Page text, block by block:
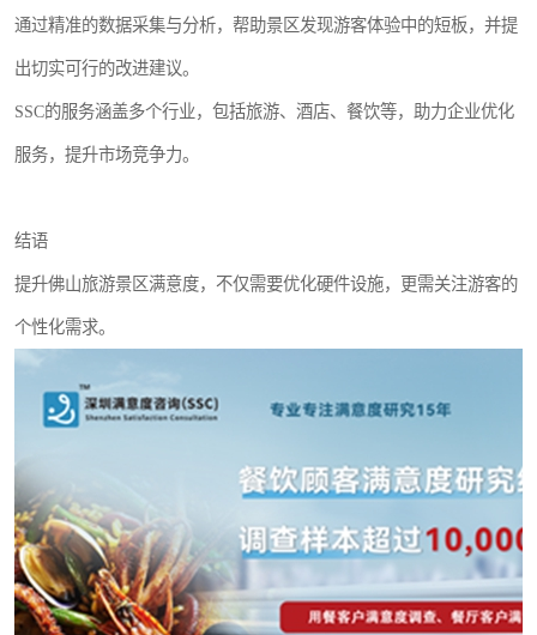
通过精准的数据采集与分析，帮助景区发现游客体验中的短板，并提
出切实可行的改进建议。
SSC的服务涵盖多个行业，包括旅游、酒店、餐饮等，助力企业优化
服务，提升市场竞争力。
结语
提升佛山旅游景区满意度，不仅需要优化硬件设施，更需关注游客的
个性化需求。